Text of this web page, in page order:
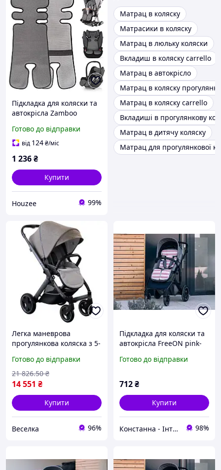
Підкладка для коляски та
автокрісла Zamboo
охолоджує та захищає
сидіння
Готово до відправки
від 124₴/міс
1 236₴
Купити
Houzee 99%
Матрац в коляску
Матрасики в коляску
Матрац в люльку коляски
Вкладиш в коляску carrello
Матрац в автокрісло
Матрац в коляску прогулянку
Матрац в коляску carrello
Вкладиші в прогулянкову
Матрац в дитячу коляску
Матрац для прогулянкової
Легка маневрова
прогулянкова коляска з 5-
безпеки для активних
батьків FLAME
Готово до відправки
14 551 ₴
21 826.50 ₴
Купити
Веселка 96%
Підкладка для коляски та
автокрісла FreeON pink-
Готово до відправки
712₴
Купити
Констанна - Інтернет Магазин Іграшок 98%